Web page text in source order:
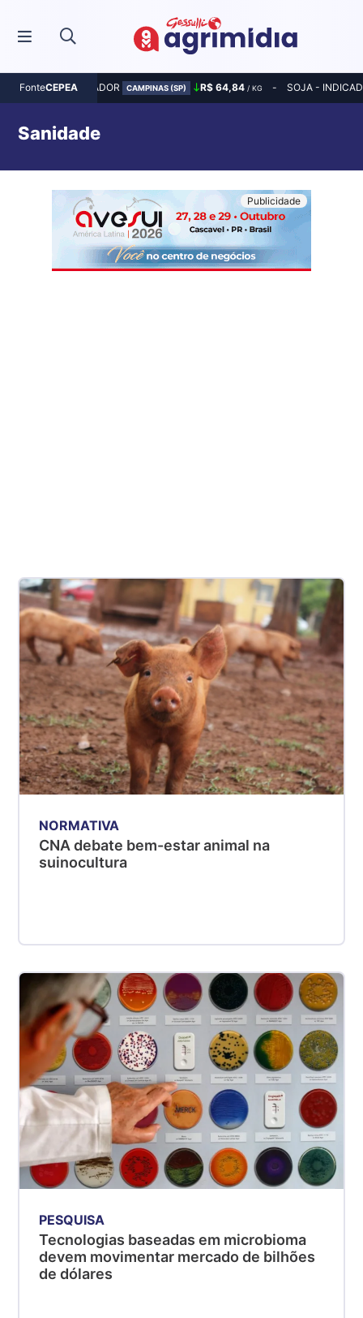
FonteCEPEA
MILHO - INDICADOR CAMPINAS (SP) R$ 64,84 / KG SOJA -
Sanidade
NORMATIVA
CNA debate bem-estar animal na
suinocultura
PESQUISA
Tecnologias baseadas em microbioma
devem movimentar mercado de bilhões
de dólares